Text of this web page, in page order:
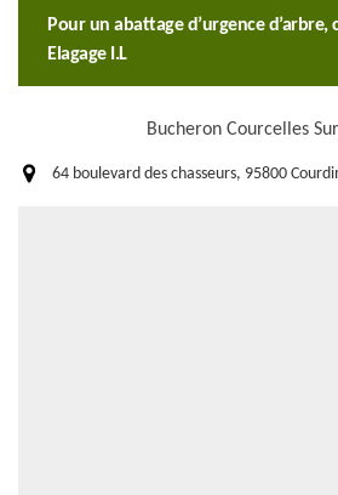
Pour un abattage d’urgence d’arbre,
Elagage I.L
Bucheron Courcelles
64 boulevard des chasseurs, 95800